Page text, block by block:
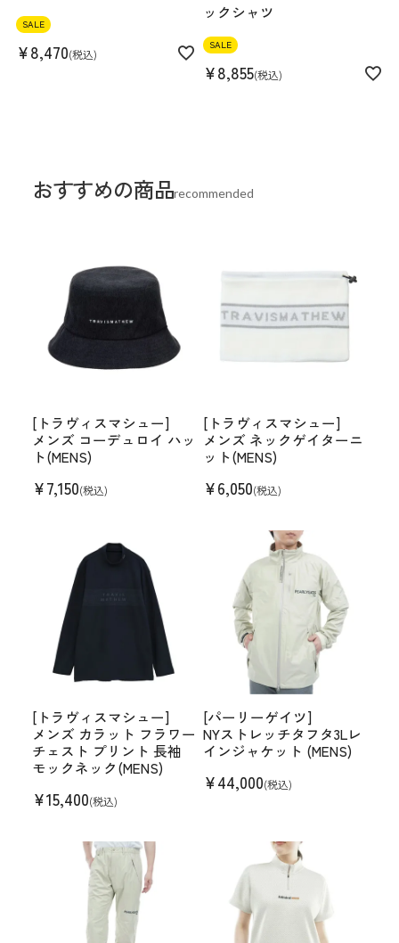
SALE
¥8,470 税込
ックシャツ
SALE
¥8,855 税込
おすすめの商品recommended
[トラヴィスマシュー]
メンズ コーデュロイ ハッ
ト(MENS)
¥7,150(税込)
[トラヴィスマシュー]
メンズ ネックゲイターニ
ット(MENS)
¥6,050(税込)
[トラヴィスマシュー]
メンズ カラット フラワー
チェスト プリント 長袖
モックネック(MENS)
¥15,400(税込)
[パーリーゲイツ]
NYストレッチタフタ3Lレ
インジャケット (MENS)
¥44,000(税込)